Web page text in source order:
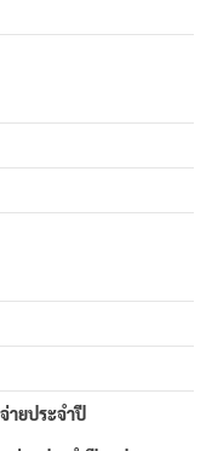
ายประจำปี